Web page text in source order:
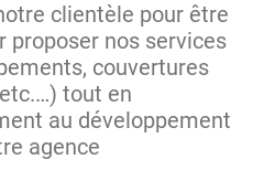
clientèle pour être
proposer nos services
couvertures
tout en
au développement
agence